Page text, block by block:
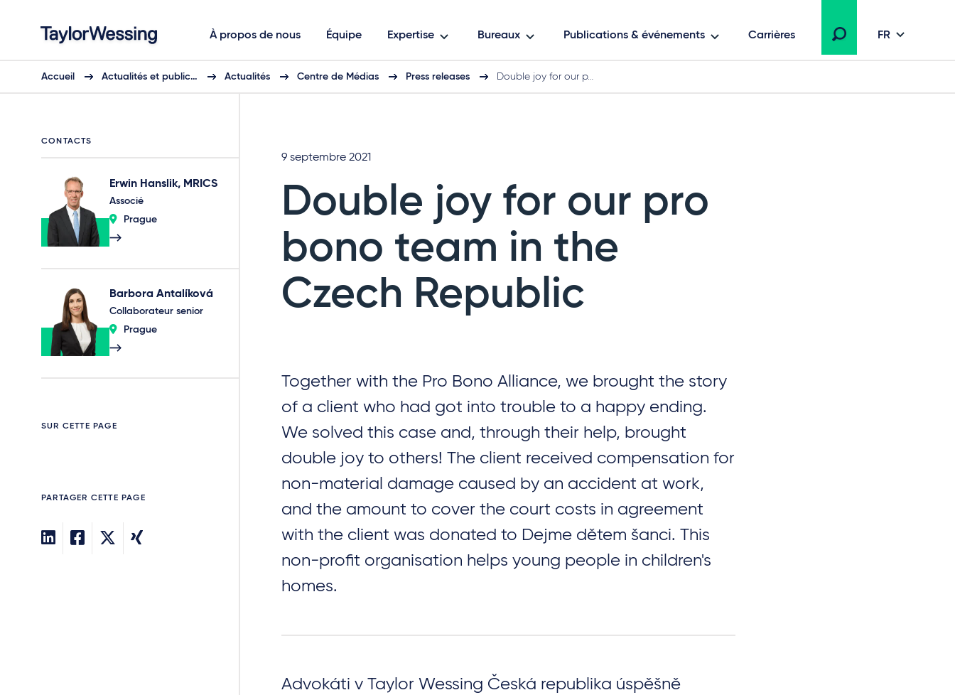
À propos de nous Équipe Expertise Bureaux Publications & événements Carrières FR
Accueil Actualités et public… Actualités Centre de Médias Press releases Double joy for our p…
CONTACTS
Erwin Hanslik, MRICS
Associé
Prague
Barbora Antalíková
Collaborateur senior
Prague
SUR CETTE PAGE
PARTAGER CETTE PAGE
9 septembre 2021
Double joy for our pro
bono team in the
Czech Republic
Together with the Pro Bono Alliance, we brought the story
of a client who had got into trouble to a happy ending.
We solved this case and, through their help, brought
double joy to others! The client received compensation for
non-material damage caused by an accident at work,
and the amount to cover the court costs in agreement
with the client was donated to Dejme dětem šanci. This
non-profit organisation helps young people in children's
homes.
Advokáti v Taylor Wessing Česká republika úspěšně